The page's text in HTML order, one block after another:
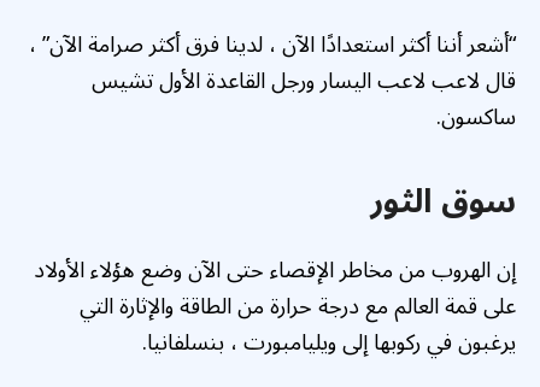
“أشعر أننا أكثر استعدادًا الآن ، لدينا فرق أكثر صرامة الآن” ،
قال لاعب لاعب اليسار ورجل القاعدة الأول تشيس
ساكسون.
سوق الثور
إن الهروب من مخاطر الإقصاء حتى الآن وضع هؤلاء الأولاد
على قمة العالم مع درجة حرارة من الطاقة والإثارة التي
يرغبون في ركوبها إلى ويليامبورت ، بنسلفانيا.